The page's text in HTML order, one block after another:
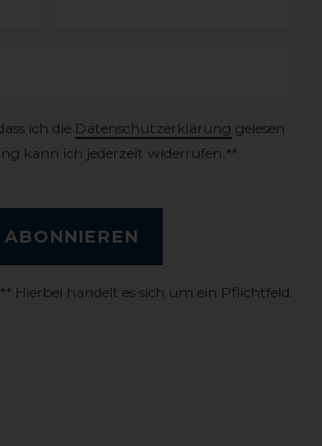
ich die Daten­schutz­erklärung gelesen
kann ich jederzeit widerrufen.**
ABONNIEREN
** Hierbei handelt es sich um ein Pflichtfeld.